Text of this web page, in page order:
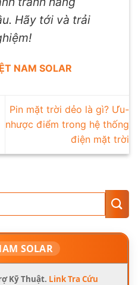
Hãy tới và trải
NAM SOLAR
Pin mặt trời dẻo là gì? Ưu-
nhược điểm trong hệ thống
điện mặt trời
SOLAR
Kỹ Thuật. Link Tra Cứu